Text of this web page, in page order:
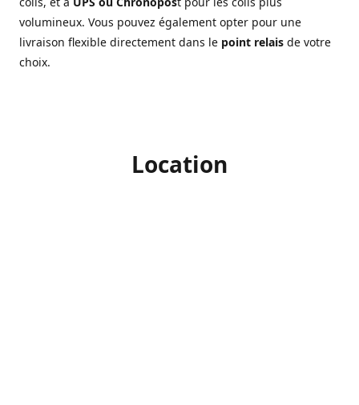
volumineux. Vous pouvez également opter pour une
livraison flexible directement dans le point relais de votre
choix.
Location